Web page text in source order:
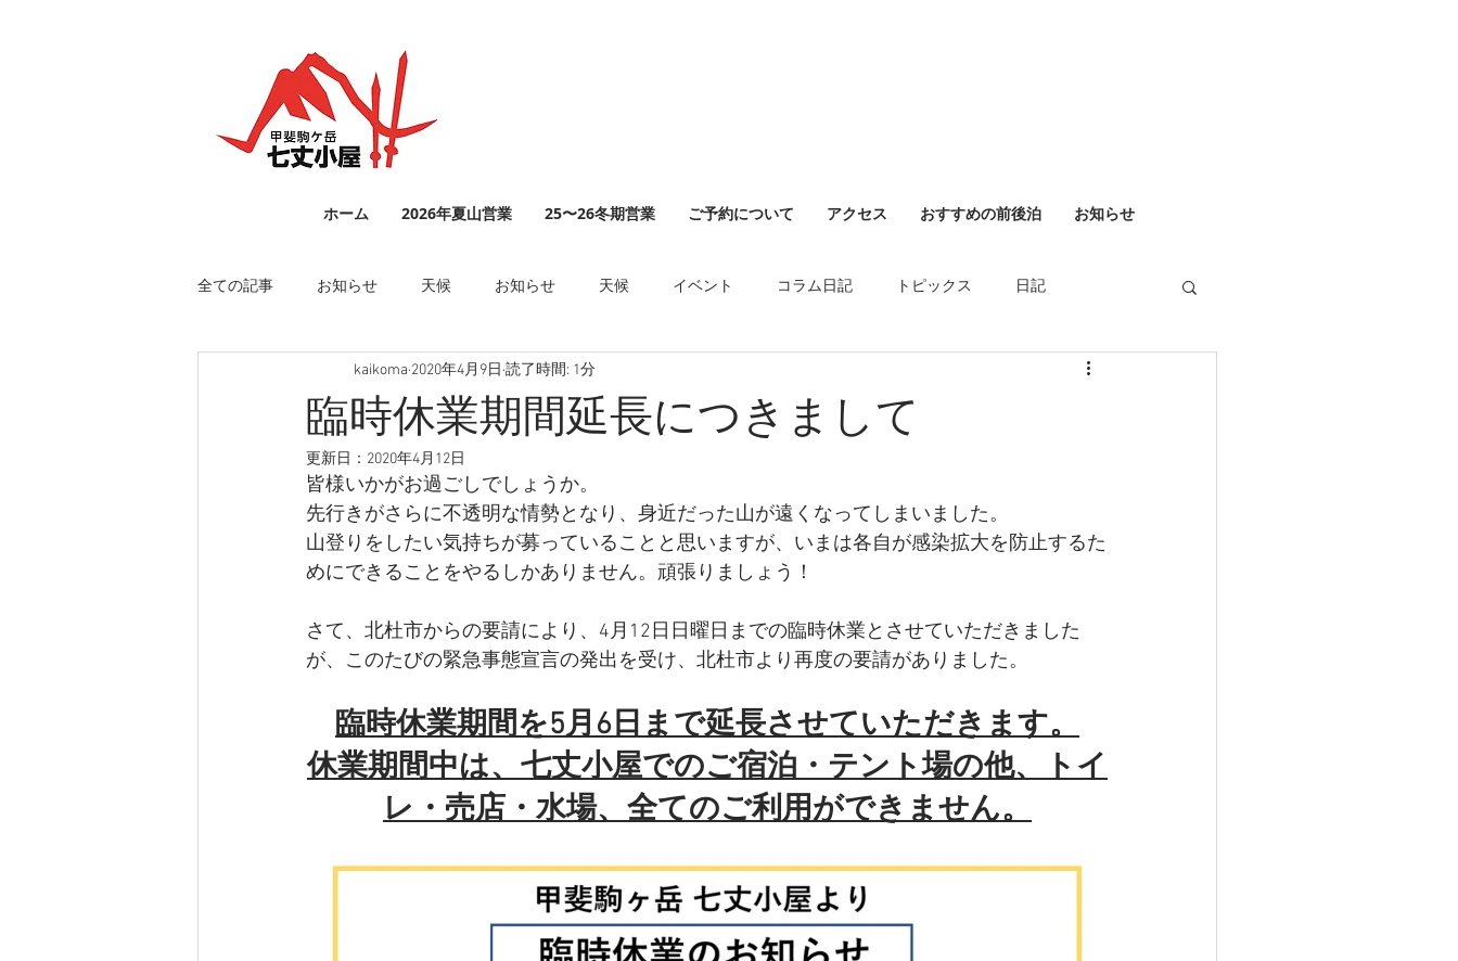
ホーム 2026年夏山営業 25〜26冬期営業 ご予約について アクセス おすすめの前後泊 お知らせ
全ての記事 お知らせ 天候 お知らせ 天候 イベント コラム日記 トピックス 日記
臨時休業期間延長につきまして
kaikoma 2020年4月9日 読了時間: 1分
更新日： 2020年4月12日
皆様いかがお過ごしでしょうか。
先行きがさらに不透明な情勢となり、身近だった山が遠くなってしまいました。
山登りをしたい気持ちが募っていることと思いますが、いまは各自が感染拡大を防止するた
めにできることをやるしかありません。頑張りましょう！
さて、北杜市からの要請により、4月12日日曜日までの臨時休業とさせていただきました
が、このたびの緊急事態宣言の発出を受け、北杜市より再度の要請がありました。
臨時休業期間を5月6日まで延長させていただきます。
休業期間中は、七丈小屋でのご宿泊・テント場の他、トイ
レ・売店・水場、全てのご利用ができません。